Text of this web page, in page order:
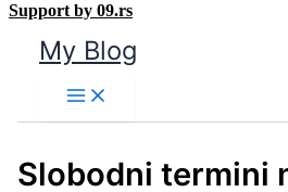
Support by 09.rs